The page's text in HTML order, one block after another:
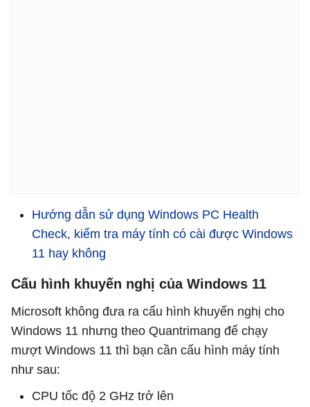
Hướng dẫn sử dụng Windows PC Health
Check, kiểm tra máy tính có cài được Windows
11 hay không
Cấu hình khuyến nghị của Windows 11
Microsoft không đưa ra cấu hình khuyến nghị cho
Windows 11 nhưng theo Quantrimang để chạy
mượt Windows 11 thì bạn cần cấu hình máy tính
như sau:
CPU tốc độ 2 GHz trở lên